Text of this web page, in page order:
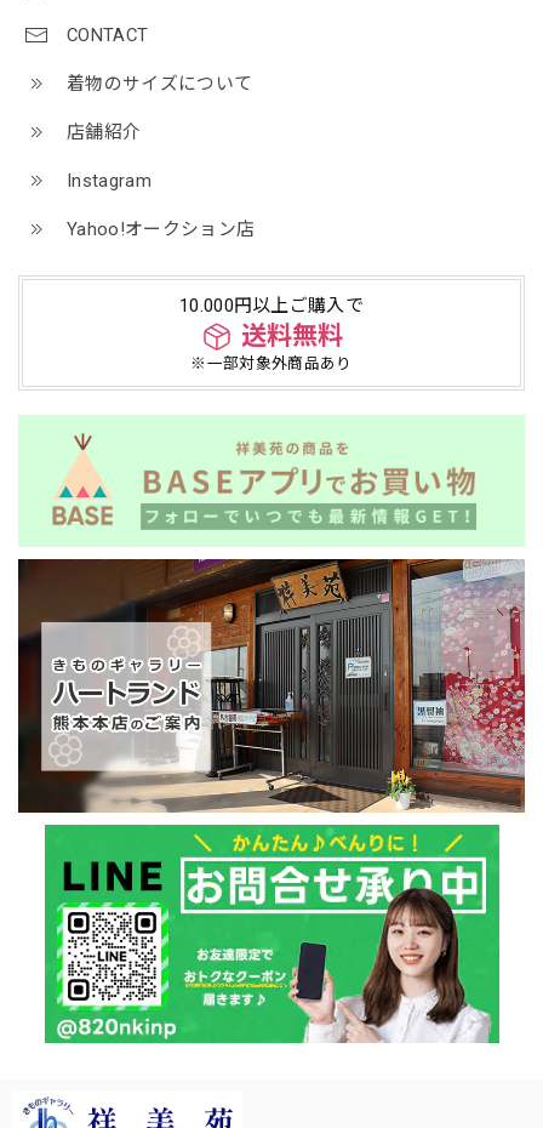
CONTACT
着物のサイズについて
店舗紹介
Instagram
Yahoo!オークション店
10.000円以上ご購入で
送料無料
※一部対象外商品あり